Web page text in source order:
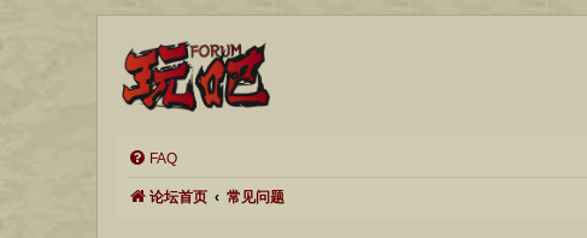
FAQ
论坛首页 常见问题